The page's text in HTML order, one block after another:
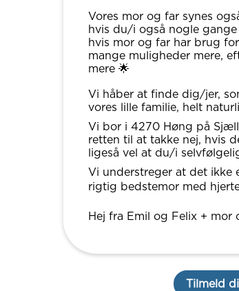
Vores mor og far synes
hvis du/i også nogle
hvis mor og far har brug
mange muligheder mere,
mere 🌟
Vi håber at finde dig/jer,
vores lille familie, helt
Vi bor i 4270 Høng på
retten til at takke nej, hvis
ligeså vel at du/i
Vi understreger at det ikke
rigtig bedstemor med
Hej fra Emil og Felix + mor
Tilmeld